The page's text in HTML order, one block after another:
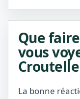
Que
vous
Croutelle
La bonne